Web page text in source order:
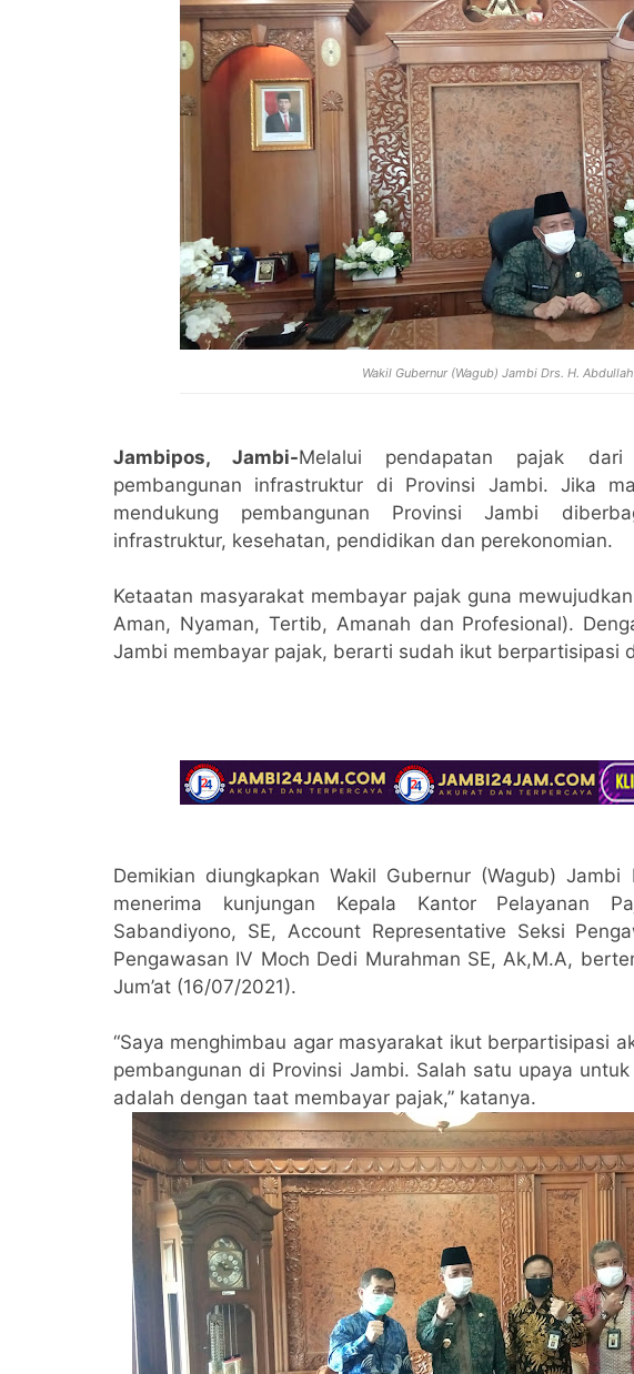
Wakil Gubernur (Wagub) Jambi Drs. H.
Jambipos, Jambi-Melalui pendapatan pajak dari
pembangunan infrastruktur di Provinsi Jambi. Jika
mendukung pembangunan Provinsi Jambi
infrastruktur, kesehatan, pendidikan dan perekonomian.
Ketaatan masyarakat membayar pajak guna
Aman, Nyaman, Tertib, Amanah dan Profesional).
Jambi membayar pajak, berarti sudah ikut berpartisipasi
Demikian diungkapkan Wakil Gubernur (Wagub)
menerima kunjungan Kepala Kantor Pelayanan
Sabandiyono, SE, Account Representative Seksi
Pengawasan IV Moch Dedi Murahman SE, Ak,M.A,
Jum’at (16/07/2021).
“Saya menghimbau agar masyarakat ikut berpartisipasi
pembangunan di Provinsi Jambi. Salah satu upaya
adalah dengan taat membayar pajak,” katanya.